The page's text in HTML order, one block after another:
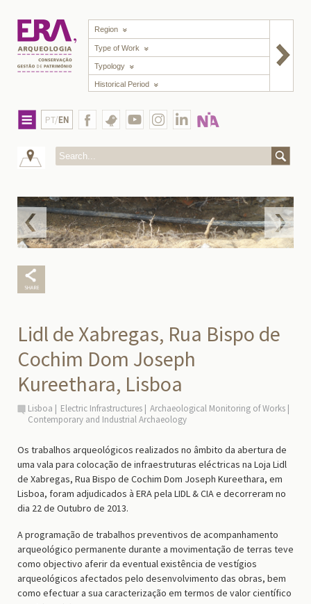
Region
Type of Work
Typology
Historical Period
PT/EN
Lidl de Xabregas, Rua Bispo de
Cochim Dom Joseph
Kureethara, Lisboa
Lisboa Electric Infrastructures
Archaeological Monitoring of Works
Contemporary and Industrial Archaeology
Os trabalhos arqueológicos realizados no âmbito da abertura de
uma vala para colocação de infraestruturas eléctricas na Loja Lidl
de Xabregas, Rua Bispo de Cochim Dom Joseph Kureethara, em
Lisboa, foram adjudicados à ERA pela LIDL & CIA e decorreram no
dia 22 de Outubro de 2013.
A programação de trabalhos preventivos de acompanhamento
arqueológico permanente durante a movimentação de terras teve
como objectivo aferir da eventual existência de vestígios
arqueológicos afectados pelo desenvolvimento das obras, bem
como efectuar a sua caracterização em termos de valor científico